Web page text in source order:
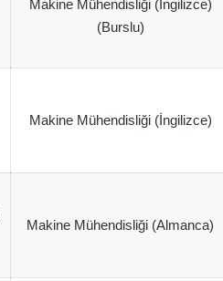
Makine Mühendisliği (İngilizce)
(Burslu)
Makine Mühendisliği (İngilizce)
Makine Mühendisliği (Almanca)